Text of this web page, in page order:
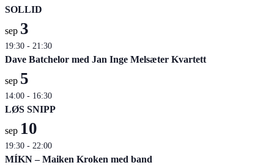
SOLLID
sep 3
19:30 - 21:30
Dave Batchelor med Jan Inge Melsæter Kvartett
sep 5
14:00 - 16:30
LØS SNIPP
sep 10
19:30 - 22:00
MÍKN – Maiken Kroken med band